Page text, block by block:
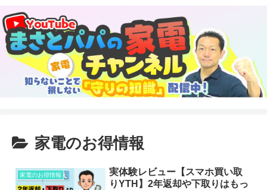
家電のお得情報
家電のお得情報
実体験レビュー【スマホ買い取
りYTH】2年返却や下取りはもっ